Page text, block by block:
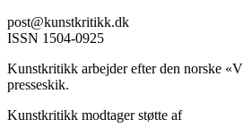
post@kunstkritikk.dk
ISSN 1504-0925
Kunstkritikk arbejder efter den norske
presseskik.
Kunstkritikk modtager støtte af